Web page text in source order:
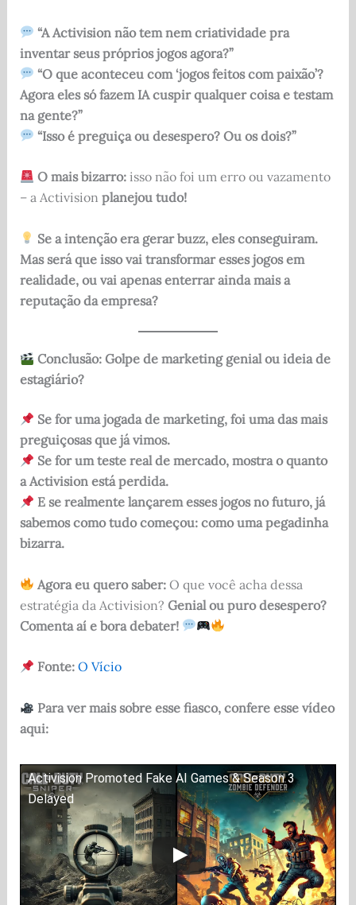
“A Activision não tem nem criatividade pra
inventar seus próprios jogos agora?”
“O que aconteceu com ‘jogos feitos com paixão’?
Agora eles só fazem IA cuspir qualquer coisa e testam
na gente?”
“Isso é preguiça ou desespero? Ou os dois?”
O mais bizarro:isso não foi um erro ou vazamento
– a Activision planejou tudo!
Se a intenção era gerar buzz, eles conseguiram.
Mas será que isso vai transformar esses jogos em
realidade, ou vai apenas enterrar ainda mais a
reputação da empresa?
Conclusão: Golpe de marketing genial ou ideia de
estagiário?
Se for uma jogada de marketing, foi uma das mais
preguiçosas que já vimos.
Se for um teste real de mercado, mostra o quanto
a Activision está perdida.
E se realmente lançarem esses jogos no futuro, já
sabemos como tudo começou: como uma pegadinha
bizarra.
Agora eu quero saber:O que você acha dessa
estratégia da Activision? Genial ou puro desespero?
Comenta aí e bora debater!
Fonte: O Vício
Para ver mais sobre esse fiasco, confere esse vídeo
aqui:
Activision Promoted Fake AI Games & Season 3
Delayed